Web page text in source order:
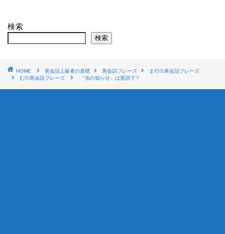
検索
検索
HOME 英会話上級者の道標 英会話フレーズ
ま行の英会話フレーズ
むの英会話フレーズ
「虫の知らせ」は英語で？